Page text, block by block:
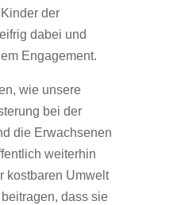
der
dabei und
Engagement.
wie unsere
bei der
die Erwachsenen
weiterhin
kostbaren Umwelt
dass sie